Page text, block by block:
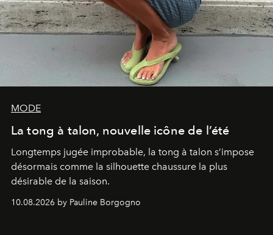
MODE
La tong à talon, nouvelle icône de l’été
Longtemps jugée improbable, la tong à talon s’impose
désormais comme la silhouette chaussure la plus
désirable de la saison.
10.08.2026 by Pauline Borgogno